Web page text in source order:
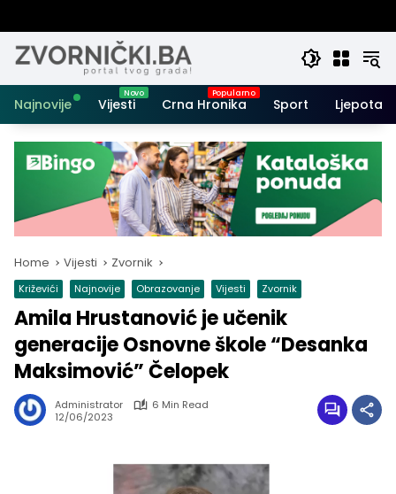
Najnovije Vijesti Crna Hronika Sport Ljepota i
Home Vijesti Zvornik
Križevići Najnovije Obrazovanje Vijesti Zvornik
Amila Hrustanović je učenik
generacije Osnovne škole “Desanka
Maksimović” Čelopek
Administrator
6 Min Read
12/06/2023